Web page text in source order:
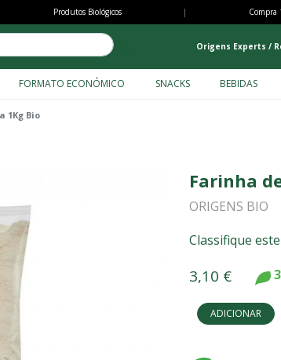
Passar
para
o
conteúdo
principal
Produtos Biológicos | Compra
Origens Experts /
FORMATO ECONÓMICO SNACKS BEBIDAS
1Kg Bio
Farinha
ORIGENS BIO
Classifique
3,10 €
ADICIONAR